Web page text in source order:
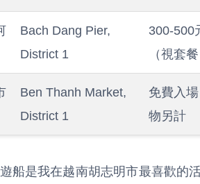
Bach Dang Pier,
District 1
300-500
（視套餐
Ben Thanh Market,
District 1
免費入
物另計
船是我在越南胡志明市最喜歡的